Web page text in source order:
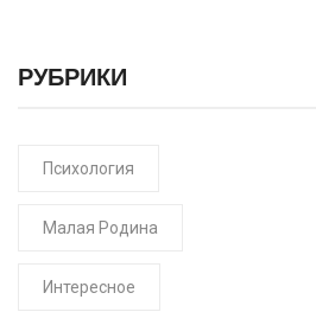
РУБРИКИ
Психология
Малая Родина
Интересное